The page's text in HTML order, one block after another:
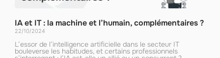
IA et IT : la machine et l’humain, complémentaires ?
22/10/2024
L’essor de l’intelligence artificielle dans le secteur IT
bouleverse les habitudes, et certains professionnels